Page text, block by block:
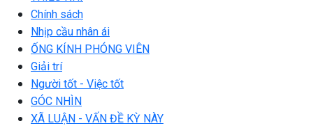
Chính sách
Nhịp cầu nhân ái
ỐNG KÍNH PHÓNG VIÊN
Giải trí
Người tốt - Việc tốt
GÓC NHÌN
XÃ LUẬN - VẤN ĐỀ KỲ NÀY